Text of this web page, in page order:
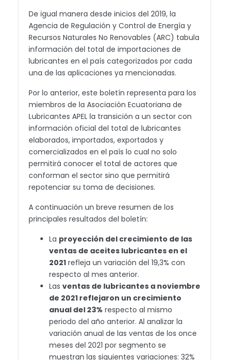
De igual manera desde inicios del 2019, la
Agencia de Regulación y Control de Energía y
Recursos Naturales No Renovables (ARC) tabula
información del total de importaciones de
lubricantes en el país categorizados por cada
una de las aplicaciones ya mencionadas.
Por lo anterior, este boletín representa para los
miembros de la Asociación Ecuatoriana de
Lubricantes APEL la transición a un sector con
información oficial del total de lubricantes
elaborados, importados, exportados y
comercializados en el país lo cual no solo
permitirá conocer el total de actores que
conforman el sector sino que permitirá
repotenciar su toma de decisiones.
A continuación un breve resumen de los
principales resultados del boletín:
La proyección del crecimiento de las
ventas de aceites lubricantes en el
2021 refleja un variación del 19,3% con
respecto al mes anterior.
Las ventas de lubricantes a noviembre
de 2021 reflejaron un crecimiento
anual del 23% respecto al mismo
periodo del año anterior. Al analizar la
variación anual de las ventas de los once
meses del 2021 por segmento se
muestran las siguientes variaciones: 32%